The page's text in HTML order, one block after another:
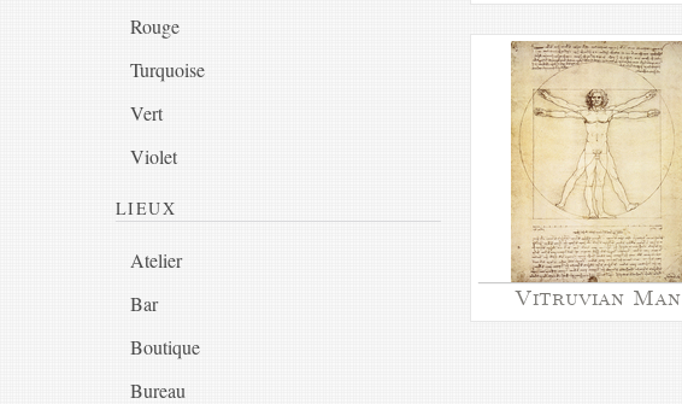
Rouge
Turquoise
Vert
Violet
LIEUX
Atelier
Bar
Boutique
Bureau
Vitruvian Man